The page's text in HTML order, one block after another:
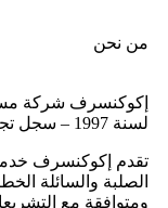
من نحن
لسنة 1997 – سجل تجارى 6244 لسنة 2004 – إستثمار القاهرة
تقدم إكوكنسرف
الصلبة والسائلة
ومتوافقة مع